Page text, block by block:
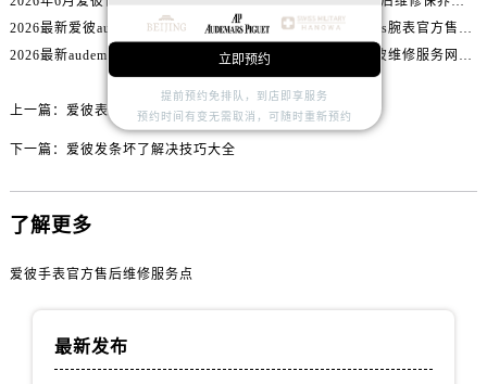
内蒙古自治区锡林郭勒盟市锡林浩特市光明街与额尔敦路交叉口爱彼售后服务中心（需提前预约）
内蒙古自治区兴安盟市乌兰浩特市兴安大街爱彼售后服务中心（需提前预约）
山西省吕梁市离石区永宁中路与建设街交叉口爱彼售后服务中心（需提前预约）
山西省运城市盐湖区河东街爱彼售后服务中心（需提前预约）
山西省太原市迎泽区迎泽街道解放路15号亨得利名表维修授权店3楼爱彼售后服务中心（需提前预约）
2026最新爱彼audemars售后服务点地址调研报告
2026最新爱彼audemars腕表官方售后维修点地址考察报告
2026最新audemars爱彼腕表官方售后服务网点地址考察报告
2026最新audemars爱彼维修服务网点地址考察报告
上一篇： 爱彼表扣怎么解开
下一篇： 爱彼发条坏了解决技巧大全
了解更多
爱彼手表官方售后维修服务点
最新发布
立即预约
提前预约免排队，到店即享服务
预约时间有变无需取消，可随时重新预约